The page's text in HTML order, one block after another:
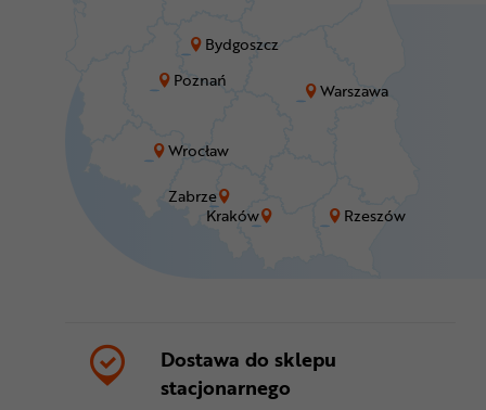
Bydgoszcz
Kraków
Poznań
Rzeszów
Warszawa
Wrocław
Zabrze
Dostawa do sklepu
stacjonarnego